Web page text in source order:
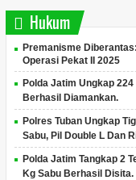
Hukum
Premanisme
Operasi Pekat II 2025
Polda Jatim Ungkap
Berhasil Diamankan.
Polres Tuban Ungkap
Sabu, Pil Double L Dan
Polda Jatim Tangkap 2
Kg Sabu Berhasil Disita.